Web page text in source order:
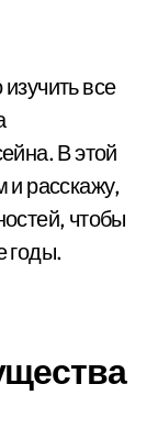
все
В этой
и расскажу,
чтобы
годы.